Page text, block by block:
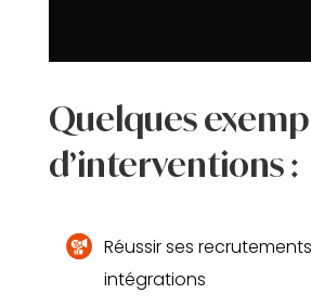
Quelques
d’interventions :
Réussir ses
intégrations